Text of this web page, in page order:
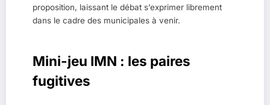
proposition, laissant le débat s’exprimer librement
dans le cadre des municipales à venir.
Mini-jeu IMN : les paires
fugitives